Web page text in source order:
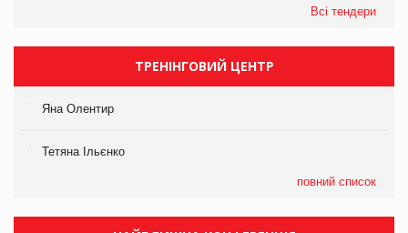
Всі тендери
ТРЕНІНГОВИЙ ЦЕНТР
Яна Олентир
Тетяна Ільєнко
повний список